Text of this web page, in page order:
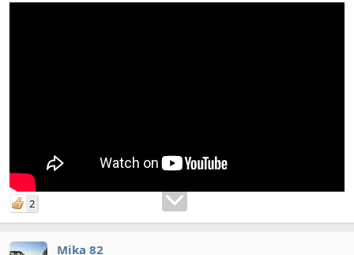
2
Mika 82